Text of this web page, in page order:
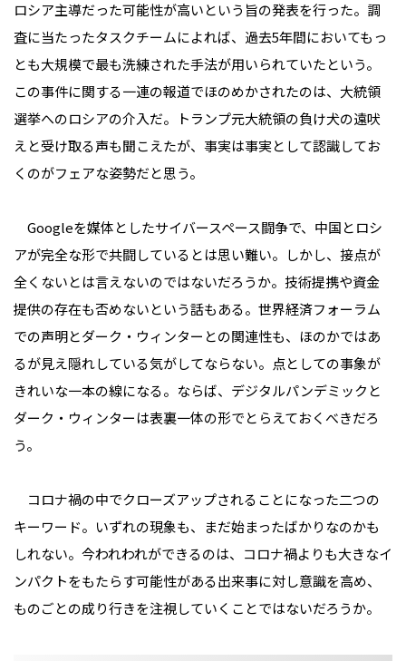
ロシア主導だった可能性が高いという旨の発表を行った。調
査に当たったタスクチームによれば、過去5年間においてもっ
とも大規模で最も洗練された手法が用いられていたという。
この事件に関する一連の報道でほのめかされたのは、大統領
選挙へのロシアの介入だ。トランプ元大統領の負け犬の遠吠
えと受け取る声も聞こえたが、事実は事実として認識してお
くのがフェアな姿勢だと思う。
Googleを媒体としたサイバースペース闘争で、中国とロシ
アが完全な形で共闘しているとは思い難い。しかし、接点が
全くないとは言えないのではないだろうか。技術提携や資金
提供の存在も否めないという話もある。世界経済フォーラム
での声明とダーク・ウィンターとの関連性も、ほのかではあ
るが見え隠れしている気がしてならない。点としての事象が
きれいな一本の線になる。ならば、デジタルパンデミックと
ダーク・ウィンターは表裏一体の形でとらえておくべきだろ
う。
コロナ禍の中でクローズアップされることになった二つの
キーワード。いずれの現象も、まだ始まったばかりなのかも
しれない。今われわれができるのは、コロナ禍よりも大きなイ
ンパクトをもたらす可能性がある出来事に対し意識を高め、
ものごとの成り行きを注視していくことではないだろうか。